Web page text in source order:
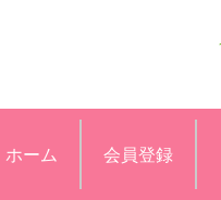
ホーム 会員登録